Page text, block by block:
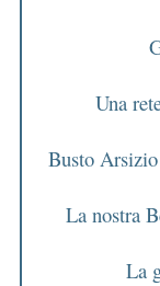
Una
Busto
La nostra
La